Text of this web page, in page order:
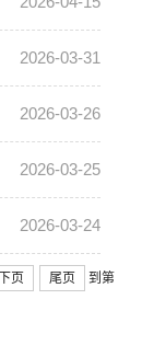
2026-03-31
2026-03-26
2026-03-25
2026-03-24
下页 尾页
到第